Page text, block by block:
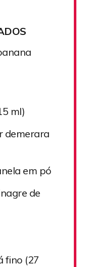
ml)
demerara
em pó
de
fino (27